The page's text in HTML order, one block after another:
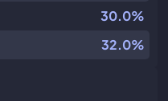
30.0%
32.0%